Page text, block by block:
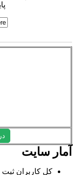
سایت
کل کاربران ثبت شده: 2011